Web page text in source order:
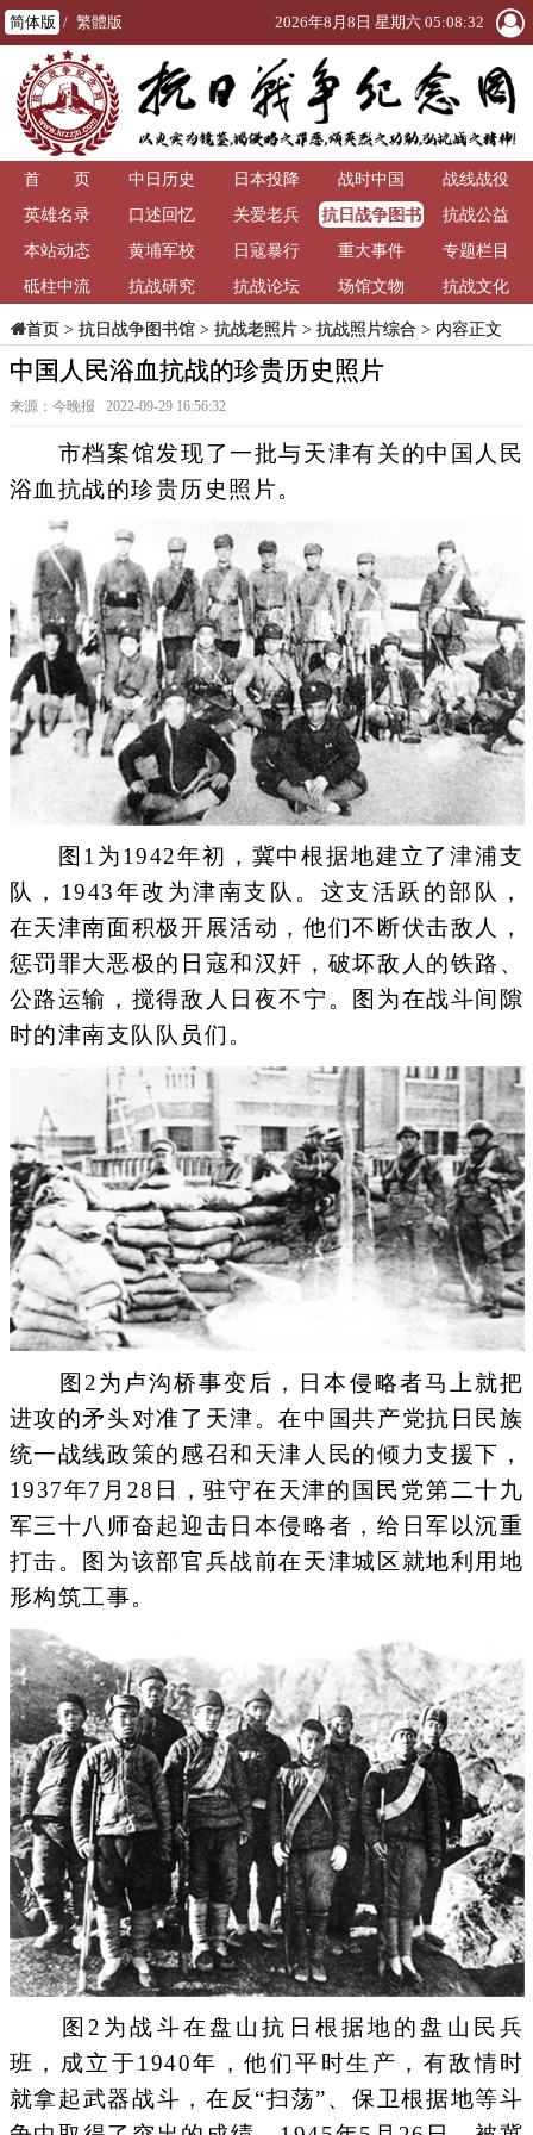
简体版 / 繁體版 2026年8月8日 星期六 05:08:33
首 页 中日历史 日本投降 战时中国
战线战役
英雄名录
口述回忆 关爱老兵
抗日战争图书
馆
抗战公益
本站动态
黄埔军校 日寇暴行 重大事件
专题栏目
砥柱中流
抗战研究 抗战论坛 场馆文物 抗战文化
首页> 抗日战争图书馆> 抗战老照片> 抗战照片综合> 内容正文
中国人民浴血抗战的珍贵历史照片
来源：今晚报 2022-09-29 16:56:32
市档案馆发现了一批与天津有关的中国人民
浴血抗战的珍贵历史照片。
图1为1942年初，冀中根据地建立了津浦支
队，1943年改为津南支队。这支活跃的部队，
在天津南面积极开展活动，他们不断伏击敌人，
惩罚罪大恶极的日寇和汉奸，破坏敌人的铁路、
公路运输，搅得敌人日夜不宁。图为在战斗间隙
时的津南支队队员们。
图2为卢沟桥事变后，日本侵略者马上就把
进攻的矛头对准了天津。在中国共产党抗日民族
统一战线政策的感召和天津人民的倾力支援下，
1937年7月28日，驻守在天津的国民党第二十九
军三十八师奋起迎击日本侵略者，给日军以沉重
打击。图为该部官兵战前在天津城区就地利用地
形构筑工事。
图2为战斗在盘山抗日根据地的盘山民兵
班，成立于1940年，他们平时生产，有敌情时
就拿起武器战斗，在反“扫荡”、保卫根据地等斗